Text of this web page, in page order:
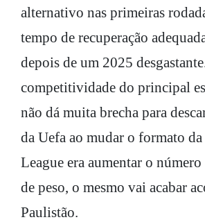
alternativo nas primeiras
tempo de recuperação
depois de um 2025
competitividade do principal
não dá muita brecha para
da Uefa ao mudar o formato
League era aumentar o
de peso, o mesmo vai acabar
Paulistão.